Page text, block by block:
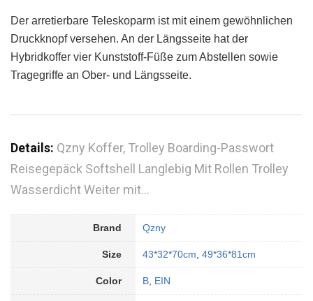
Der arretierbare Teleskoparm ist mit einem gewöhnlichen
Druckknopf versehen. An der Längsseite hat der
Hybridkoffer vier Kunststoff-Füße zum Abstellen sowie
Tragegriffe an Ober- und Längsseite.
Details: Qzny Koffer, Trolley Boarding-Passwort
Reisegepäck Softshell Langlebig Mit Rollen Trolley
Wasserdicht Weiter mit…
Brand Qzny
Size 43*32*70cm 49*36*81cm
Color B EIN